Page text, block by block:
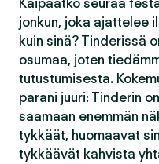
Kaipaatko seuraa
jonkun, joka ajattelee
kuin sinä? Tinderissä
osumaa, joten
tutustumisesta.
parani juuri: Tinderin
saamaan enemmän
tykkäät, huomaavat
tykkäävät kahvista